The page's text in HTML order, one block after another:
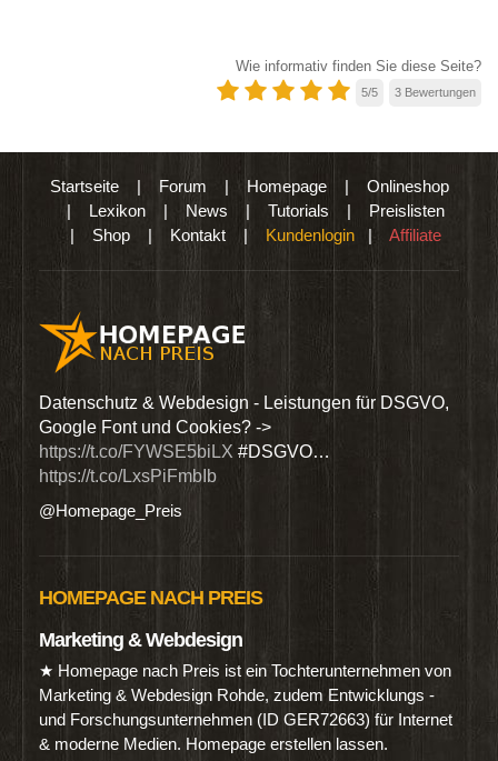
Wie informativ finden Sie diese Seite?
5/5 3 Bewertungen
Startseite| Forum | Homepage| Onlineshop
| Lexikon | News | Tutorials | Preislisten
| Shop | Kontakt | Kundenlogin | Affiliate
Datenschutz & Webdesign - Leistungen für DSGVO,
Google Font und Cookies? ->
https://t.co/FYWSE5biLX #DSGVO…
https://t.co/LxsPiFmbIb
@Homepage_Preis
HOMEPAGE NACH PREIS
Marketing & Webdesign
★ Homepage nach Preis ist ein Tochterunternehmen von
Marketing & Webdesign Rohde, zudem Entwicklungs -
und Forschungsunternehmen (ID GER72663) für Internet
& moderne Medien. Homepage erstellen lassen.